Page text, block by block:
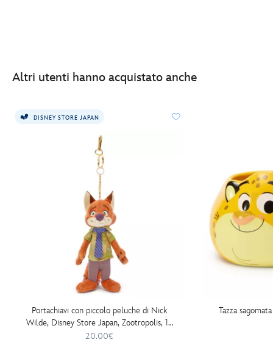
Altri utenti hanno acquistato anche
DISNEY STORE JAPAN
Portachiavi con piccolo peluche di Nick
Wilde, Disney Store Japan, Zootropolis, 17
cm
20.00€
Tazza